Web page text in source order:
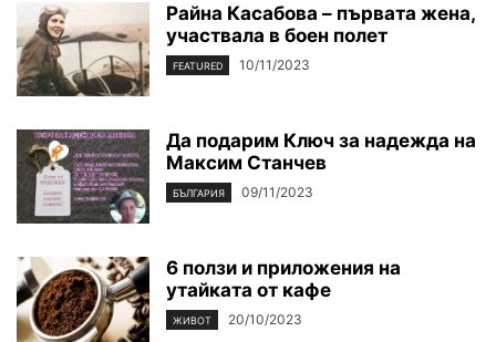
Райна Касабова – първата жена,
участвала в боен полет
FEATURED 10/11/2023
Да подарим Ключ за надежда на
Максим Станчев
БЪЛГАРИЯ 09/11/2023
6 ползи и приложения на
утайката от кафе
ЖИВОТ 20/10/2023